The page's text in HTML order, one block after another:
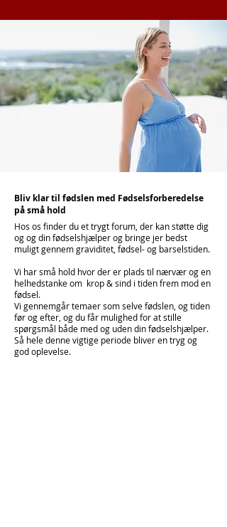
Bliv klar til fødslen med Fødselsforberedelse
på små hold
Hos os finder du et trygt forum, der kan støtte dig
og og din fødselshjælper og bringe jer bedst
muligt gennem graviditet, fødsel- og barselstiden.
Vi har små hold hvor der er plads til nærvær og en
helhedstanke om krop & sind i tiden frem mod en
fødsel.
Vi gennemgår temaer som selve fødslen, og tiden
før og efter, og du får mulighed for at stille
spørgsmål både med og uden din fødselshjælper.
Så hele denne vigtige periode bliver en tryg og
god oplevelse.